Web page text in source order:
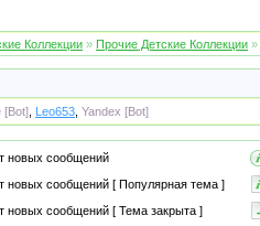
Коллекции » Прочие Детские Коллекции »
[Bot] Leo653 Yandex [Bot]
новых сообщений
новых сообщений [ Популярная тема ]
новых сообщений [ Тема закрыта ]